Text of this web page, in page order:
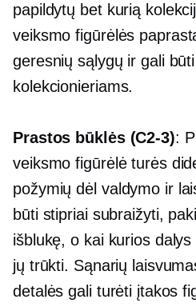
papildytų bet kurią
veiksmo figūrėlės
geresnių sąlygų ir gali
kolekcionieriams.
Prastos būklės (C2-3):
veiksmo figūrėlė turės
požymių dėl valdymo ir
būti stipriai subraižyti,
išblukę, o kai kurios
jų trūkti. Sąnarių
detalės gali turėti įtakos